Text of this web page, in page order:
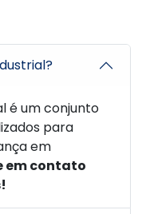
é um conjunto
para
em
em contato